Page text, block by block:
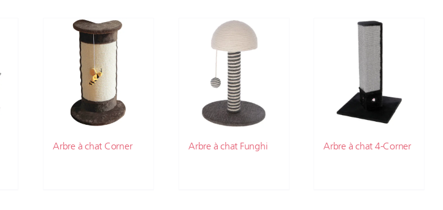
Arbre à chat Corner Arbre à chat Funghi Arbre à chat 4-Corner